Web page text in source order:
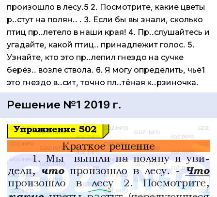
произошло в лесу.5 2. Посмотрите, какие цветы
р..стут на полян.. . 3. Если бы вы знали, сколько
птиц пр..летело в наши края! 4. Пр..слушайтесь и
угадайте, какой птиц.. принадлежит голос. 5.
Узнайте, кто это пр..лепил гнездо на сучке
берёз.. возле ствола. 6. Я могу определить, чьё1
это гнездо в..сит, точно пл..тёная к..рзиночка.
Решение №1 2019 г.